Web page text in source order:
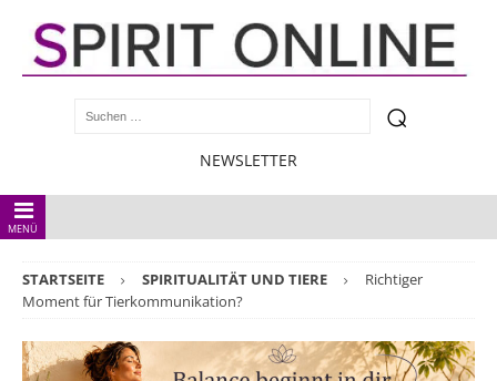
NEWSLETTER
MENÜ
STARTSEITE SPIRITUALITÄT UND TIERE
Richtiger
Moment für Tierkommunikation?